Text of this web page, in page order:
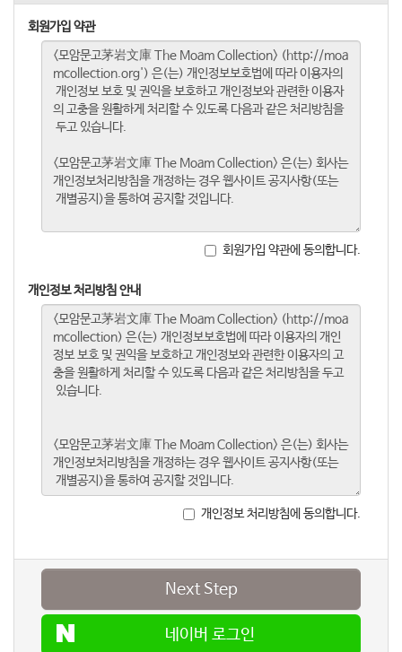
회원가입 약관
회원가입 약관에 동의합니다.
개인정보 처리방침 안내
개인정보 처리방침에 동의합니다.
Next Step
네이버 로그인